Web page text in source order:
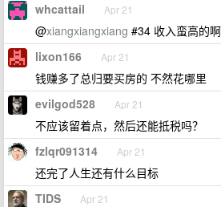
whcattail Apr 21
@xiangxiangxiang #34 收入蛮高的啊
lixon166 Apr 21
钱赚多了总归要买房的 不然花哪里
evilgod528 Apr 21
不应该留着点，然后还能抵税吗？
fzlqr091314 Apr 21
还完了人生还有什么目标
TIDS Apr 21